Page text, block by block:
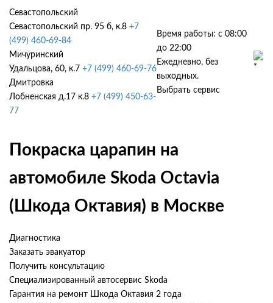
Севастопольский
Севастопольский пр. 95 б, к.8 +7
(499) 460-69-84
Мичуринский
Удальцова, 60, к.7 +7 (499) 460-69-76
Дмитровка
Лобненская д.17 к.8 +7 (499) 450-63-
77
Время работы: с 08:00
до 22:00
Ежедневно, без
выходных.
Выбрать сервис
Покраска царапин на
автомобиле Skoda Octavia
(Шкода Октавия) в Москве
Диагностика
Заказать эвакуатор
Получить консультацию
Специализированный автосервис Skoda
Гарантия на ремонт Шкода Октавия 2 года